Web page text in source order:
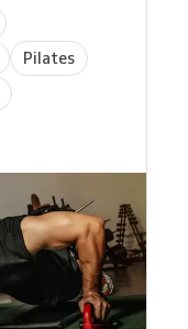
Pilates